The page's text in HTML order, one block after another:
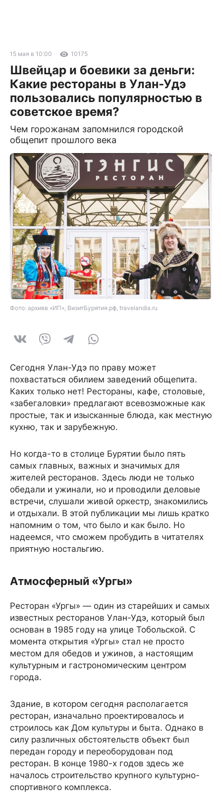
15 мая в 10:00 10175
Швейцар и боевики за деньги:
Какие рестораны в Улан-Удэ
пользовались популярностью в
советское время?
Чем горожанам запомнился городской
общепит прошлого века
Фото: архивв «ИП», ВизитБурятия.рф, travelandia.ru
Сегодня Улан-Удэ по праву может
похвастаться обилием заведений общепита.
Каких только нет! Рестораны, кафе, столовые,
«забегаловки» предлагают всевозможные как
простые, так и изысканные блюда, как местную
кухню, так и зарубежную.
Но когда-то в столице Бурятии было пять
самых главных, важных и значимых для
жителей ресторанов. Здесь люди не только
обедали и ужинали, но и проводили деловые
встречи, слушали живой оркестр, знакомились
и отдыхали. В этой публикации мы лишь кратко
напомним о том, что было и как было. Но
надеемся, что сможем пробудить в читателях
приятную ностальгию.
Атмосферный «Ургы»
Ресторан «Ургы» — один из старейших и самых
известных ресторанов Улан-Удэ, который был
основан в 1985 году на улице Тобольской. С
момента открытия «Ургы» стал не просто
местом для обедов и ужинов, а настоящим
культурным и гастрономическим центром
города.
Здание, в котором сегодня располагается
ресторан, изначально проектировалось и
строилось как Дом культуры и быта. Однако в
силу различных обстоятельств объект был
передан городу и переоборудован под
ресторан. В конце 1980-х годов здесь же
началось строительство крупного культурно-
спортивного комплекса.